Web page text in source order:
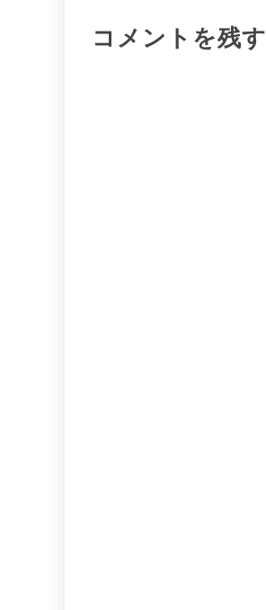
ョ
コメントを残す